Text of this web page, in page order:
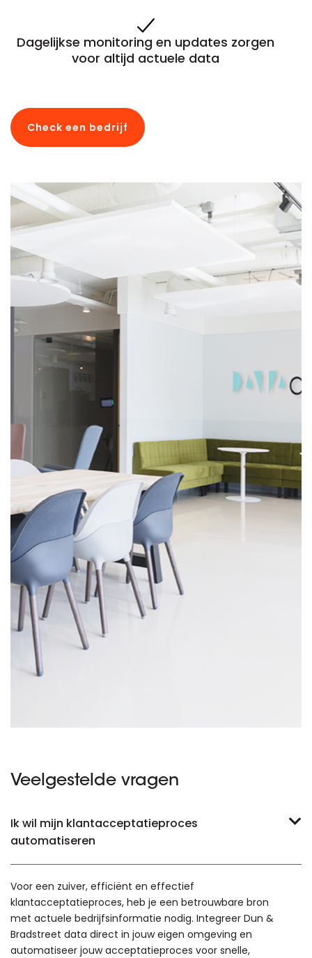
Dagelijkse monitoring en updates zorgen
voor altijd actuele data
Check een bedrijf
Veelgestelde vragen
Ik wil mijn klantacceptatieproces
automatiseren
Voor een zuiver, efficiënt en effectief
klantacceptatieproces, heb je een betrouwbare bron
met actuele bedrijfsinformatie nodig. Integreer Dun &
Bradstreet data direct in jouw eigen omgeving en
automatiseer jouw acceptatieproces voor snelle,